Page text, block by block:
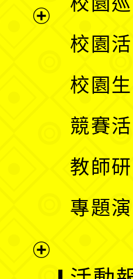
單
校園
校園
競賽
教師
專題